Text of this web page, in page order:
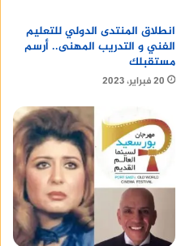
انطلاق المنتدى الدولي للتعليم
الفني و التدريب المهنى.. أرسم
مستقبلك
20 فبراير، 2023